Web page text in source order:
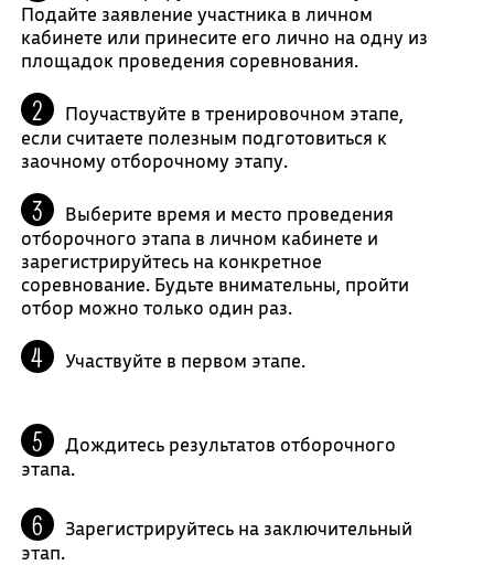
Подайте заявление участника в личном
кабинете или принесите его лично на одну из
площадок проведения соревнования.
Поучаствуйте в тренировочном этапе,
если считаете полезным подготовиться к
заочному отборочному этапу.
Выберите время и место проведения
отборочного этапа в личном кабинете и
зарегистрируйтесь на конкретное
соревнование. Будьте внимательны, пройти
отбор можно только один раз.
Участвуйте в первом этапе.
Дождитесь результатов отборочного
этапа.
Зарегистрируйтесь на заключительный
этап.